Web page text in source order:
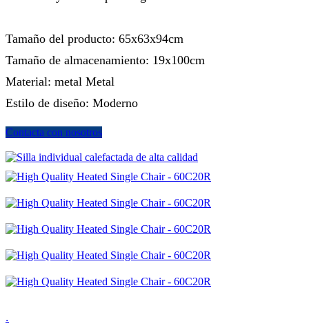
Tamaño del producto: 65x63x94cm
Tamaño de almacenamiento: 19x100cm
Material: metal Metal
Estilo de diseño: Moderno
Contacta con nosotros
.